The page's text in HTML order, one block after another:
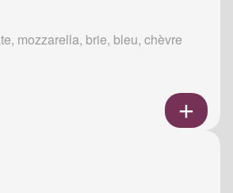
mozzarella, brie, bleu, chèvre